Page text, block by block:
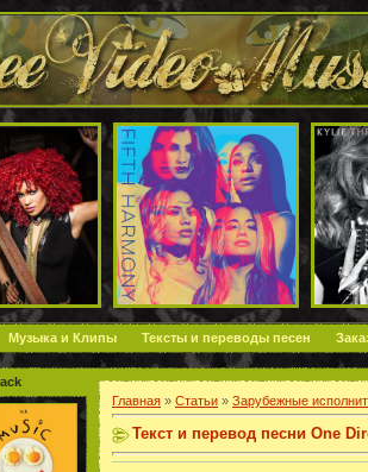
Музыка и Клипы Тексты и переводы песен
Главная » Статьи » Зарубежные
Текст и перевод песни One